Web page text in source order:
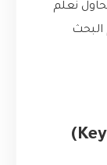
نعلّم
البحث